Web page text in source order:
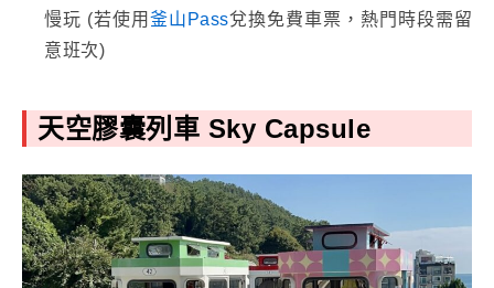
慢玩 (若使用 釜山Pass兌換免費車票，熱門時段需留
意班次)
天空膠囊列車 Sky Capsule